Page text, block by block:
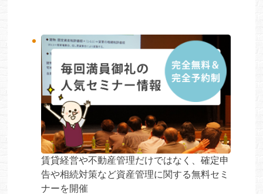
賃貸経営や不動産管理だけではなく、確定申
告や相続対策など資産管理に関する無料セミ
ナーを開催